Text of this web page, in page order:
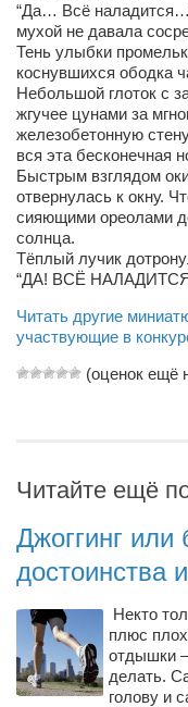
Семён
Сергей
Актёры
Валентин
Артём Мяус
Александра
Барды
Владимир
Ольга
Оксана
Ольга Чикина
Врач
“Да… Всё
мухой не давала
Тень улыбки
коснувшихся ободка
Небольшой глоток с
жгучее цунами за
железобетонную
вся эта бесконечная
Быстрым взглядом
отвернулась к окну.
сияющими ореолами
солнца.
Тёплый лучик
“ДА! ВСЁ
Читать другие
участвующие в
(оценок ещё
Читайте ещё
Джоггинг
достоинства
Некто
плюс
отдышки
делать.
голову и